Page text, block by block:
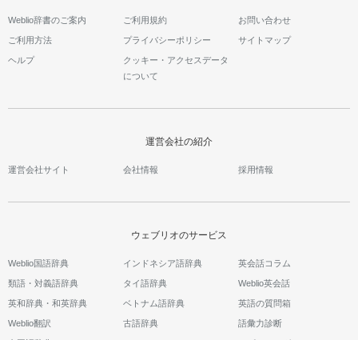
Weblio辞書のご案内 ご利用規約 お問い合わせ
ご利用方法 プライバシーポリシー サイトマップ
ヘルプ
クッキー・アクセスデータ
について
運営会社の紹介
運営会社サイト 会社情報 採用情報
ウェブリオのサービス
Weblio国語辞典
類語・対義語辞典
英和辞典・和英辞典
Weblio翻訳
インドネシア語辞典
タイ語辞典
ベトナム語辞典
古語辞典
英会話コラム
Weblio英会話
英語の質問箱
語彙力診断